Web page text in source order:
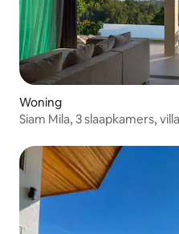
Woning
Siam Mila, 3 slaapkamers,